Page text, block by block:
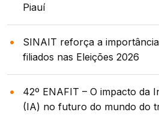
Piauí
SINAIT reforça a
filiados nas Eleições 2026
42º ENAFIT – O impacto da
(IA) no futuro do mundo do